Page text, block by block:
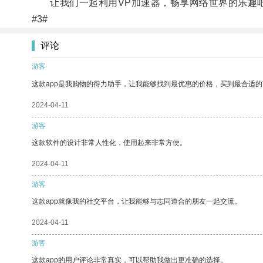
让我们一起利用VP加速器，畅享网络世界的乐趣
#3#
评论
游客
这款app是我购物的得力助手，让我能够找到最优惠的价格，买到最合适的
2024-04-11
游客
这款软件的设计非常人性化，使用起来非常方便。
2024-04-11
游客
这款app就像我的社交平台，让我能够与志同道合的朋友一起交流。
2024-04-11
游客
这款app的用户评论非常真实，可以帮助我做出更准确的选择。